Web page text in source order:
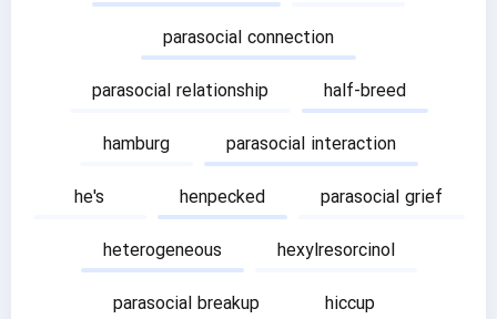
parasocial connection
parasocial relationship
half-breed
hamburg
parasocial interaction
he's
henpecked
parasocial grief
heterogeneous
hexylresorcinol
parasocial breakup
hiccup